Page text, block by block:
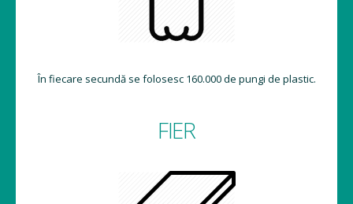
În fiecare secundă se folosesc 160.000 de pungi de plastic.
FIER